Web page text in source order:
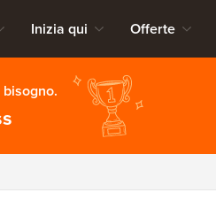
Inizia qui Offerte